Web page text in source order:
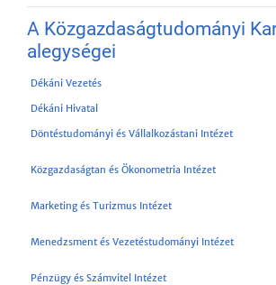
A Közgazdaságtudományi
alegységei
Dékáni Vezetés
Dékáni Hivatal
Döntéstudományi és Vállalkozástani Intézet
Közgazdaságtan és Ökonometria Intézet
Marketing és Turizmus Intézet
Menedzsment és Vezetéstudományi Intézet
Pénzügy és Számvitel Intézet